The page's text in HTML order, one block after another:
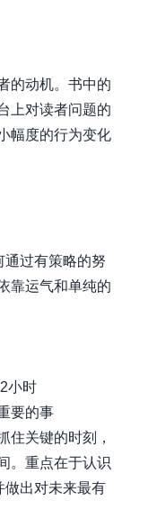
的动机。书中的
上对读者问题的
幅度的行为变化
通过有策略的努
靠运气和单纯的
小时
要的事
住关键的时刻，
。重点在于认识
做出对未来最有